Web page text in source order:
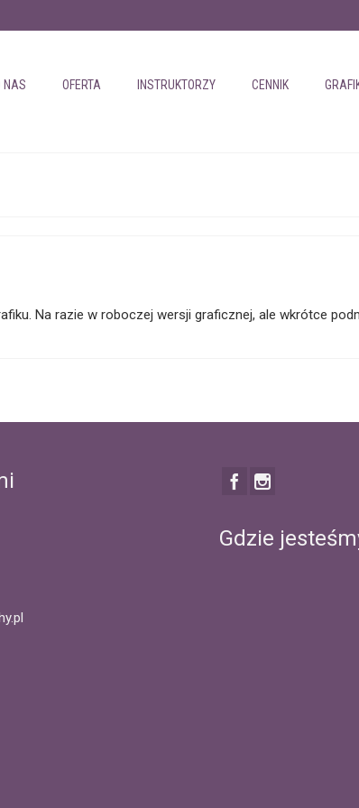
NAS OFERTA INSTRUKTORZY CENNIK
Na razie w roboczej wersji graficznej, ale wkrótce
Gdzie